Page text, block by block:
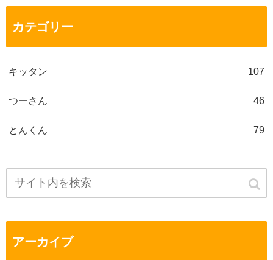
カテゴリー
キッタン 107
つーさん 46
とんくん 79
アーカイブ